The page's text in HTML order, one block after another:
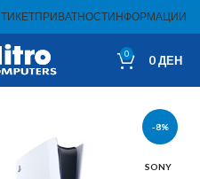
ТИКЕТПРИВАТНОСТИНФОРМАЦИИ
0 0ДЕН
-8%
SONY